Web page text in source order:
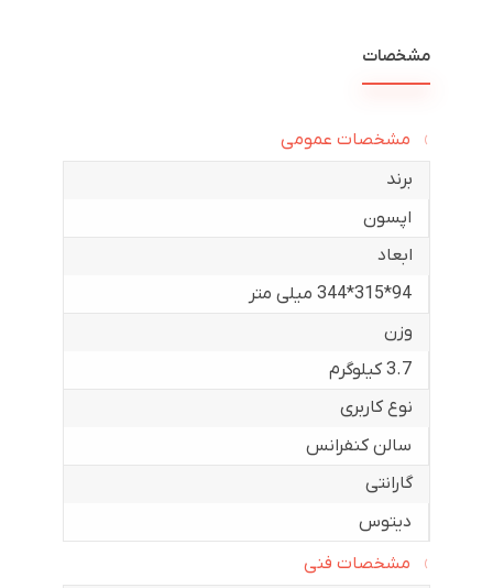
مشخصات
مشخصات عمومی
برند
اپسون
ابعاد
94*315*344 میلی متر
وزن
3.7 کیلوگرم
نوع کاربری
سالن کنفرانس
گارانتی
دیتوس
مشخصات فنی